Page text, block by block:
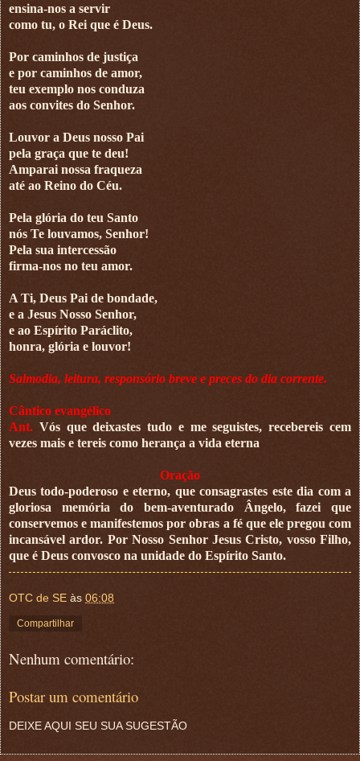
ensina-nos a servir
como tu, o Rei que é Deus.
Por caminhos de justiça
e por caminhos de amor,
teu exemplo nos conduza
aos convites do Senhor.
Louvor a Deus nosso Pai
pela graça que te deu!
Amparai nossa fraqueza
até ao Reino do Céu.
Pela glória do teu Santo
nós Te louvamos, Senhor!
Pela sua intercessão
firma-nos no teu amor.
A Ti, Deus Pai de bondade,
e a Jesus Nosso Senhor,
e ao Espírito Paráclito,
honra, glória e louvor!
Salmodia, leitura, responsório breve e preces do dia corrente.
Cântico evangélico
Ant. Vós que deixastes tudo e me seguistes, recebereis cem
vezes mais e tereis como herança a vida eterna
Oração
Deus todo-poderoso e eterno, que consagrastes este dia com a
gloriosa memória do bem-aventurado Ângelo, fazei que
conservemos e manifestemos por obras a fé que ele pregou com
incansável ardor. Por Nosso Senhor Jesus Cristo, vosso Filho,
que é Deus convosco na unidade do Espírito Santo.
OTC de SE às 06:08
Compartilhar
Nenhum comentário:
Postar um comentário
DEIXE AQUI SEU SUA SUGESTÃO